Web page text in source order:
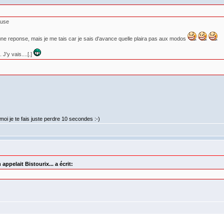
reponse, mais je me tais car je sais d'avance quelle plaira pas aux modos
J'y vais....[.]
je te fais juste perdre 10 secondes :-)
appelait Bistourix... a écrit: